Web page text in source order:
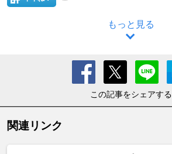
もっと見る
この記事をシェアする
関連リンク